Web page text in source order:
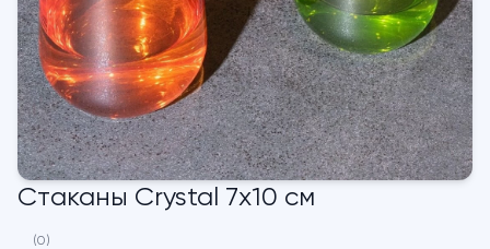
Cтаканы Crystal 7х10 см
(0)